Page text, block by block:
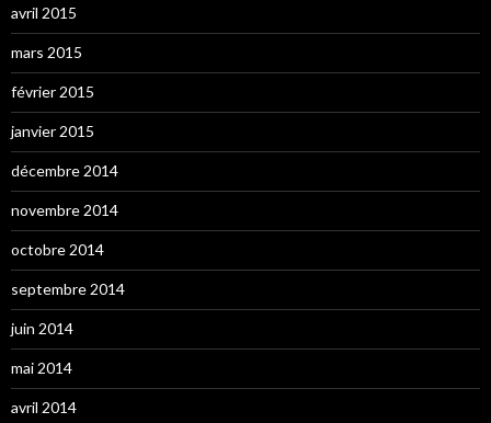
avril 2015
mars 2015
février 2015
janvier 2015
décembre 2014
novembre 2014
octobre 2014
septembre 2014
juin 2014
mai 2014
avril 2014